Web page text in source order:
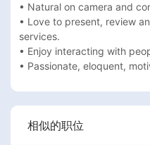
• Natural on camera and
• Love to present, review
services.
• Enjoy interacting with
• Passionate, eloquent,
相似的职位